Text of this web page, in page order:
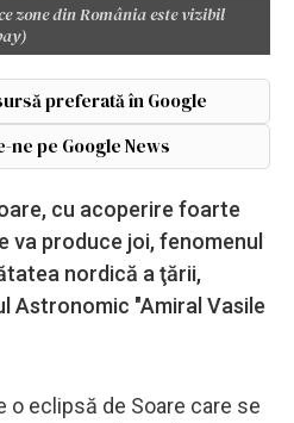
zone din România este vizibil
preferată în Google
ne pe Google News
cu acoperire foarte
va produce joi, fenomenul
nordică a ţării,
Astronomic "Amiral Vasile
o eclipsă de Soare care se